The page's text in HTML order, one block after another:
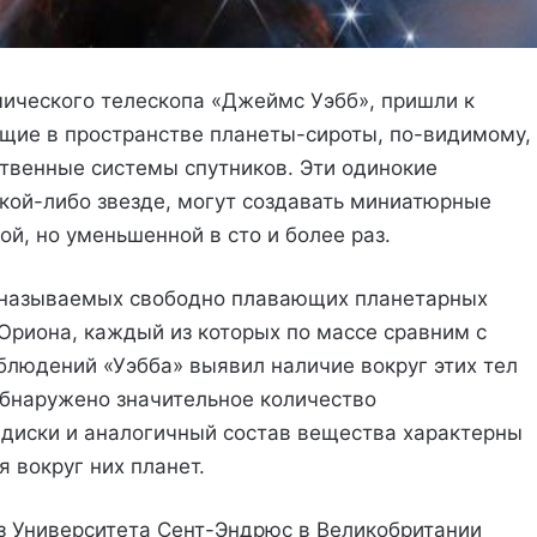
телескопа «Джеймс Уэбб», пришли к
в пространстве планеты-сироты, по-видимому,
системы спутников. Эти одинокие
либо звезде, могут создавать миниатюрные
но уменьшенной в сто и более раз.
свободно плавающих планетарных
каждый из которых по массе сравним с
«Уэбба» выявил наличие вокруг этих тел
значительное количество
и аналогичный состав вещества характерны
них планет.
Сент-Эндрюс в Великобритании